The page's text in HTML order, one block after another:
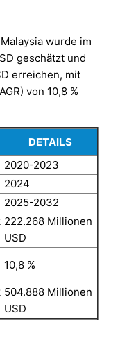
wurde im
geschätzt und
erreichen, mit
von 10,8 %
DETAILS
2020-2023
2024
2025-2032
222.268 Millionen
USD
10,8 %
504.888 Millionen
USD